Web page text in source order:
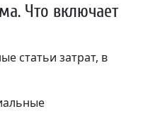
Что включает
статьи затрат, в